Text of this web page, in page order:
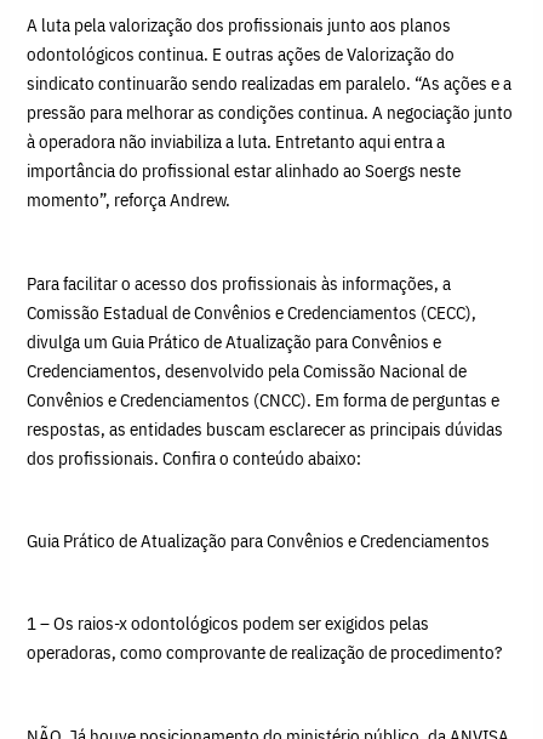
A luta pela valorização dos profissionais junto aos planos
odontológicos continua. E outras ações de Valorização do
sindicato continuarão sendo realizadas em paralelo. “As ações e a
pressão para melhorar as condições continua. A negociação junto
à operadora não inviabiliza a luta. Entretanto aqui entra a
importância do profissional estar alinhado ao Soergs neste
momento”, reforça Andrew.
Para facilitar o acesso dos profissionais às informações, a
Comissão Estadual de Convênios e Credenciamentos (CECC),
divulga um Guia Prático de Atualização para Convênios e
Credenciamentos, desenvolvido pela Comissão Nacional de
Convênios e Credenciamentos (CNCC). Em forma de perguntas e
respostas, as entidades buscam esclarecer as principais dúvidas
dos profissionais. Confira o conteúdo abaixo:
Guia Prático de Atualização para Convênios e Credenciamentos
1 – Os raios-x odontológicos podem ser exigidos pelas
operadoras, como comprovante de realização de procedimento?